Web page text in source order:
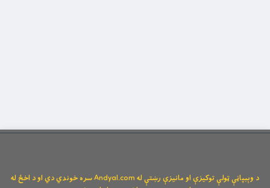
د وېبپاڼې ټولې توکیزې او مانیزې رښتې له Andyal.com سره خوندي دي او د اخځ له